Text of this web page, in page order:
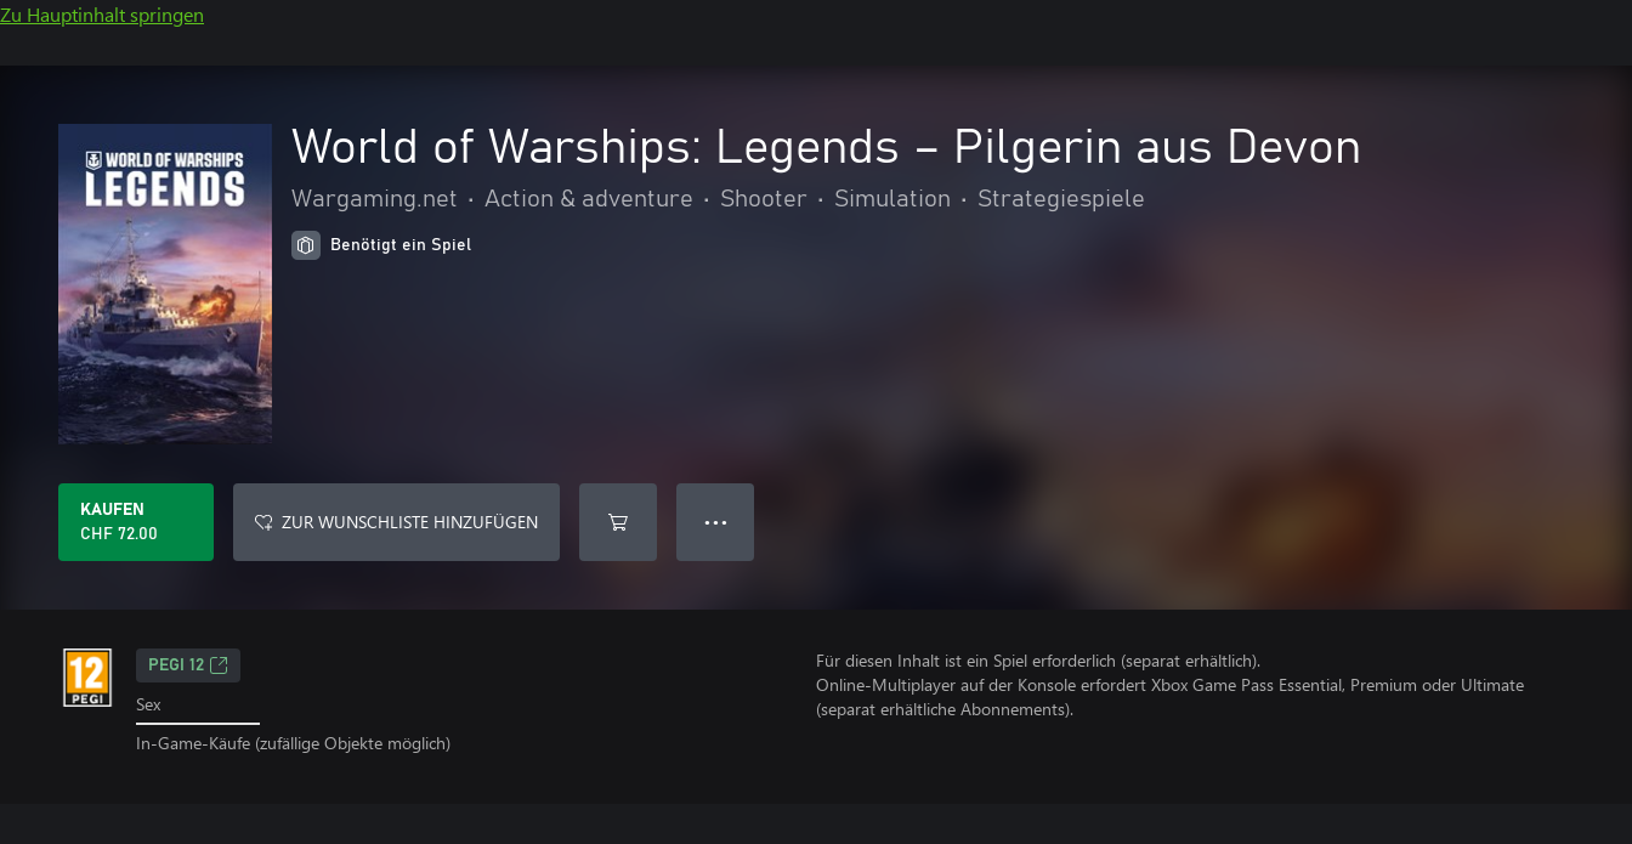
Zu Hauptinhalt springen
World of Warships: Legends – Pilgerin aus Devon
Wargaming.net • Action & adventure • Shooter • Simulation • Strategiespiele
Benötigt ein Spiel
KAUFEN
CHF 72.00
ZUR WUNSCHLISTE HINZUFÜGEN ● ● ●
PEGI 12
Sex
In-Game-Käufe (zufällige Objekte möglich)
Für diesen Inhalt ist ein Spiel erforderlich (separat erhältlich).
Online-Multiplayer auf der Konsole erfordert Xbox Game Pass Essential, Premium oder Ultimate
(separat erhältliche Abonnements).